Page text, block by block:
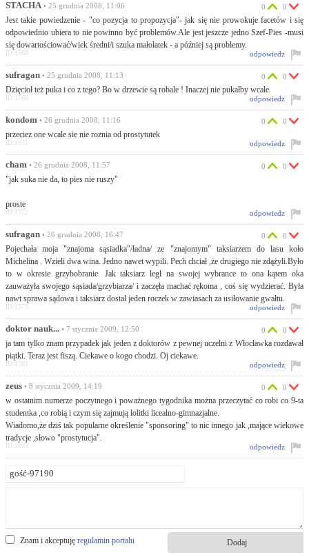
STACHA • 25 grudnia 2008, 11:06
Jest takie powiedzenie - "co pozycja to propozycja"- jak się nie prowokuje facetów i się
odpowiednio ubiera to nie powinno być problemów.Ale jest jeszcze jedno Szef-Pies -musi
się dowartościować/wiek średni/i szuka małolatek - a później są problemy.
0 0
odpowiedz
ID:1568
sufragan • 25 grudnia 2008, 11:13
Dzięcioł też puka i co z tego? Bo w drzewie są robale ! Inaczej nie pukałby wcale.
0 0
odpowiedz
ID:1569
kondom • 26 grudnia 2008, 11:16
przeciez one wcale sie nie roznia od prostytutek
0 0
odpowiedz
ID:1571
cham • 26 grudnia 2008, 11:57
"jak suka nie da, to pies nie ruszy"
proste
0 0
odpowiedz
ID:1572
sufragan • 26 grudnia 2008, 16:47
Pojechała moja "znajoma sąsiadka"/ładna/ ze "znajomym" taksiarzem do lasu koło
Michelina . Wzieli dwa wina. Jedno nawet wypili. Pech chciał ,że drugiego nie zdążyli.Było
to w okresie grzybobranie. Jak taksiarz legł na swojej wybrance to ona kątem oka
zauważyła swojego sąsiada/grzybiarza/ i zaczęła machać rękoma , coś się wydzierać. Była
nawt sprawa sądowa i taksiarz dostał jeden roczek w zawiasach za usiłowanie gwałtu.
0 0
odpowiedz
ID:1575
doktor nauk... • 7 stycznia 2009, 12:50
ja tam tylko znam przypadek jak jeden z doktorów z pewnej uczelni z Włocławka rozdawał
piątki. Teraz jest fiszą. Ciekawe o kogo chodzi. Oj ciekawe.
0 0
odpowiedz
ID:1781
zeus • 8 stycznia 2009, 14:19
w ostatnim numerze poczytnego i poważnego tygodnika można przeczytać co robi co 9-ta
studentka ,co robią i czym się zajmują lolitki licealno-gimnazjalne.
Wiadomo,że dziś tak popularne określenie "sponsoring" to nic innego jak ,mające wiekowe
tradycje ,słowo "prostytucja".
0 0
odpowiedz
ID:1803
Znam i akceptuję regulamin portalu